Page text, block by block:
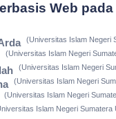
Web
(Universitas Islam Negeri
(Universitas Islam Negeri
(Universitas Islam Negeri
(Universitas Islam Negeri
(Universitas Islam Negeri
Islam Negeri Sumatera